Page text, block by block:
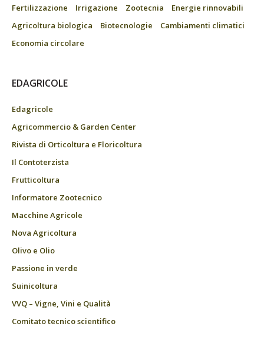
Fertilizzazione
Irrigazione Zootecnia
Energie rinnovabili
Agricoltura biologica
Biotecnologie
Cambiamenti climatici
Economia circolare
EDAGRICOLE
Edagricole
Agricommercio & Garden Center
Rivista di Orticoltura e Floricoltura
Il Contoterzista
Frutticoltura
Informatore Zootecnico
Macchine Agricole
Nova Agricoltura
Olivo e Olio
Passione in verde
Suinicoltura
VVQ – Vigne, Vini e Qualità
Comitato tecnico scientifico